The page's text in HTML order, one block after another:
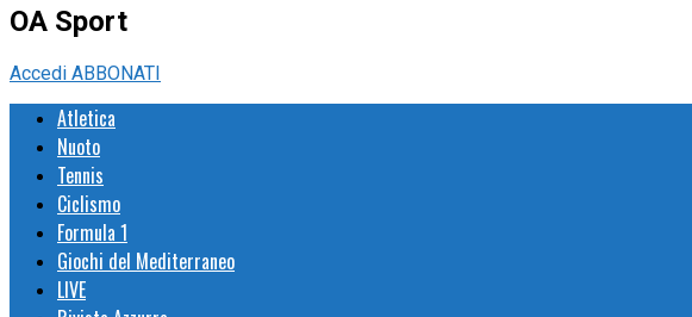
OA Sport
Accedi ABBONATI
Atletica
Nuoto
Tennis
Ciclismo
Formula 1
Giochi del Mediterraneo
LIVE